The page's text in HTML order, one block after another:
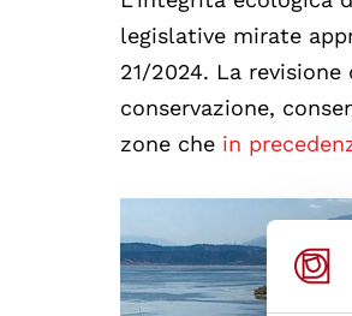
legislative mirate
21/2024. La
conservazione,
zone che in